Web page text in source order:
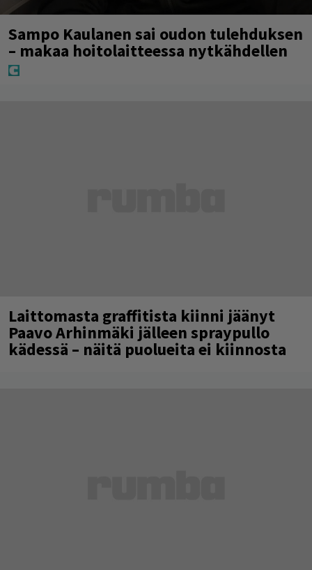
Sampo Kaulanen sai oudon tulehduksen
– makaa hoitolaitteessa nytkähdellen
Laittomasta graffitista kiinni jäänyt
Paavo Arhinmäki jälleen spraypullo
kädessä – näitä puolueita ei kiinnosta